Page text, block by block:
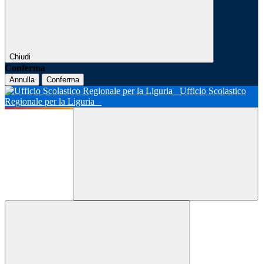
Chiudi
Conferma
Annulla Conferma
Ufficio Scolastico
Regionale per la Liguria